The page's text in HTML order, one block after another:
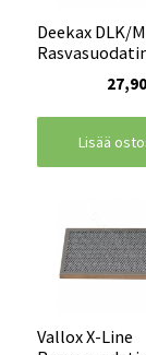
Deekax DLK/M
Lisää
Vallox X-Line